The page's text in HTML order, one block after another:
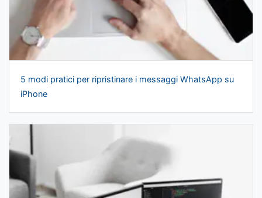
5 modi pratici per ripristinare i messaggi WhatsApp su
iPhone